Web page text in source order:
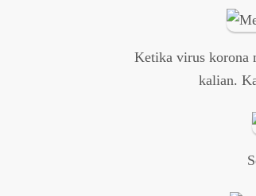
Ketika virus korona
kalian.